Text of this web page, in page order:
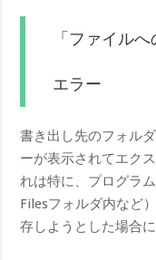
「ファイル
エラー
書き出し先のフォル
ーが表示されてエク
れは特に、プログラ
Filesフォルダ内など
存しようとした場合